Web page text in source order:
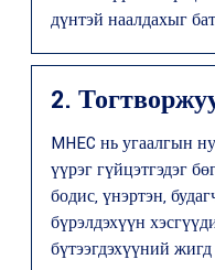
дүнтэй наалдахыг
2.
MHEC нь угаалгын
үүрэг гүйцэтгэдэг
бодис, үнэртэн,
бүрэлдэхүүн
бүтээгдэхүүний